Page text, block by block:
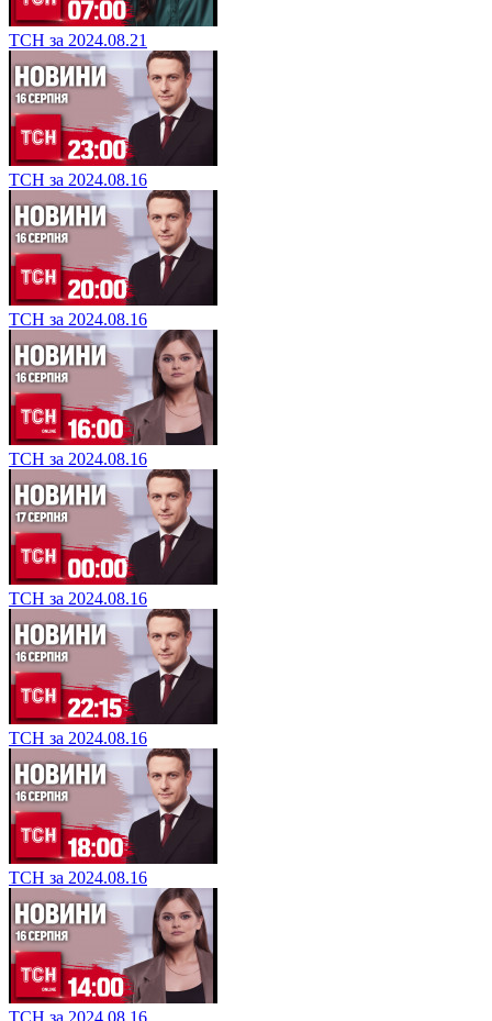
ТСН за 2024.08.21
ТСН за 2024.08.16
ТСН за 2024.08.16
ТСН за 2024.08.16
ТСН за 2024.08.16
ТСН за 2024.08.16
ТСН за 2024.08.16
ТСН за 2024.08.16